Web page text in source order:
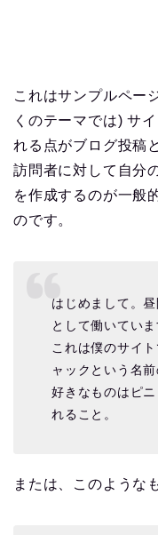
これはサンプルペー
くのテーマでは) サ
れる点がブログ投稿
訪問者に対して自分
を作成するのが一般
のです。
はじめまして。
として働いてい
これは僕のサイ
ャックという名
好きなものはピ
れること。
または、このような